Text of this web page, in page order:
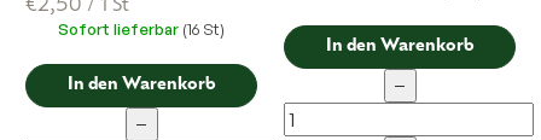
Verkaufspreis:
€2,50 / 1 St
Sofort lieferbar (16 St)
In den Warenkorb
−
In den Warenkorb
−